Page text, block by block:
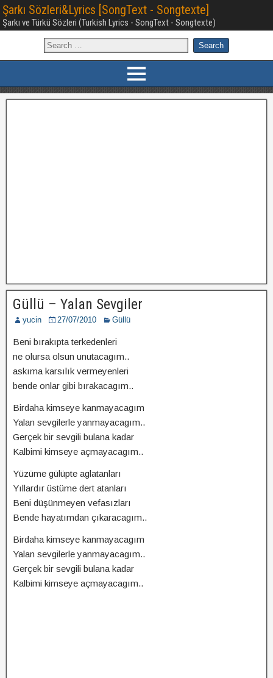
Şarkı Sözleri&Lyrics [SongText - Songtexte]
Şarkı ve Türkü Sözleri (Turkish Lyrics - SongText - Songtexte)
Güllü – Yalan Sevgiler
yucin 27/07/2010 Güllü
Beni bırakıpta terkedenleri
ne olursa olsun unutacagım..
askıma karsılık vermeyenleri
bende onlar gibi bırakacagım..
Birdaha kimseye kanmayacagım
Yalan sevgilerle yanmayacagım..
Gerçek bir sevgili bulana kadar
Kalbimi kimseye açmayacagım..
Yüzüme gülüpte aglatanları
Yıllardır üstüme dert atanları
Beni düşünmeyen vefasızları
Bende hayatımdan çıkaracagım..
Birdaha kimseye kanmayacagım
Yalan sevgilerle yanmayacagım..
Gerçek bir sevgili bulana kadar
Kalbimi kimseye açmayacagım..